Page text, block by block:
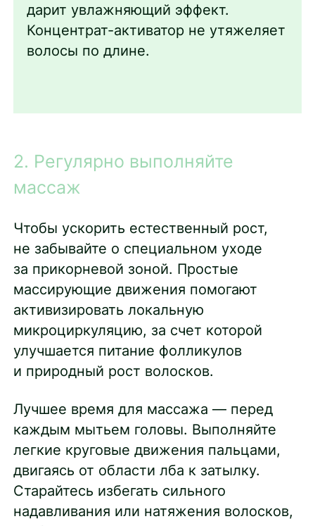
дарит увлажняющий эффект.
Концентрат-активатор не утяжеляет
волосы по длине.
2. Регулярно выполняйте
массаж
Чтобы ускорить естественный рост,
не забывайте о специальном уходе
за прикорневой зоной. Простые
массирующие движения помогают
активизировать локальную
микроциркуляцию, за счет которой
улучшается питание фолликулов
и природный рост волосков.
Лучшее время для массажа — перед
каждым мытьем головы. Выполняйте
легкие круговые движения пальцами,
двигаясь от области лба к затылку.
Старайтесь избегать сильного
надавливания или натяжения волосков,